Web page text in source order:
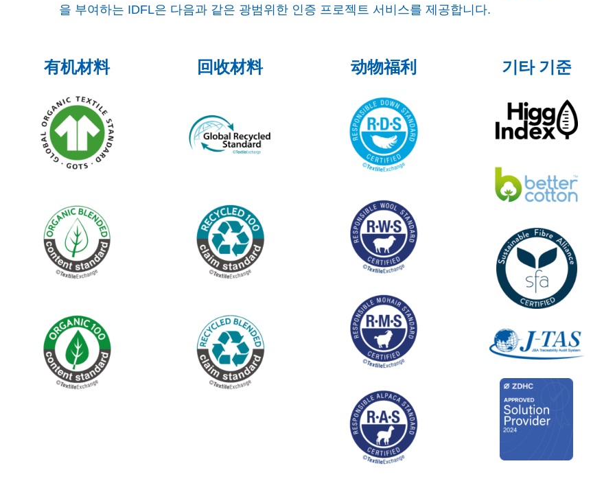
을 부여하는 IDFL은 다음과 같은 광범위한 인증 프로젝트 서비스를 제공합니다.
有机材料 回收材料 动物福利 기타 기준